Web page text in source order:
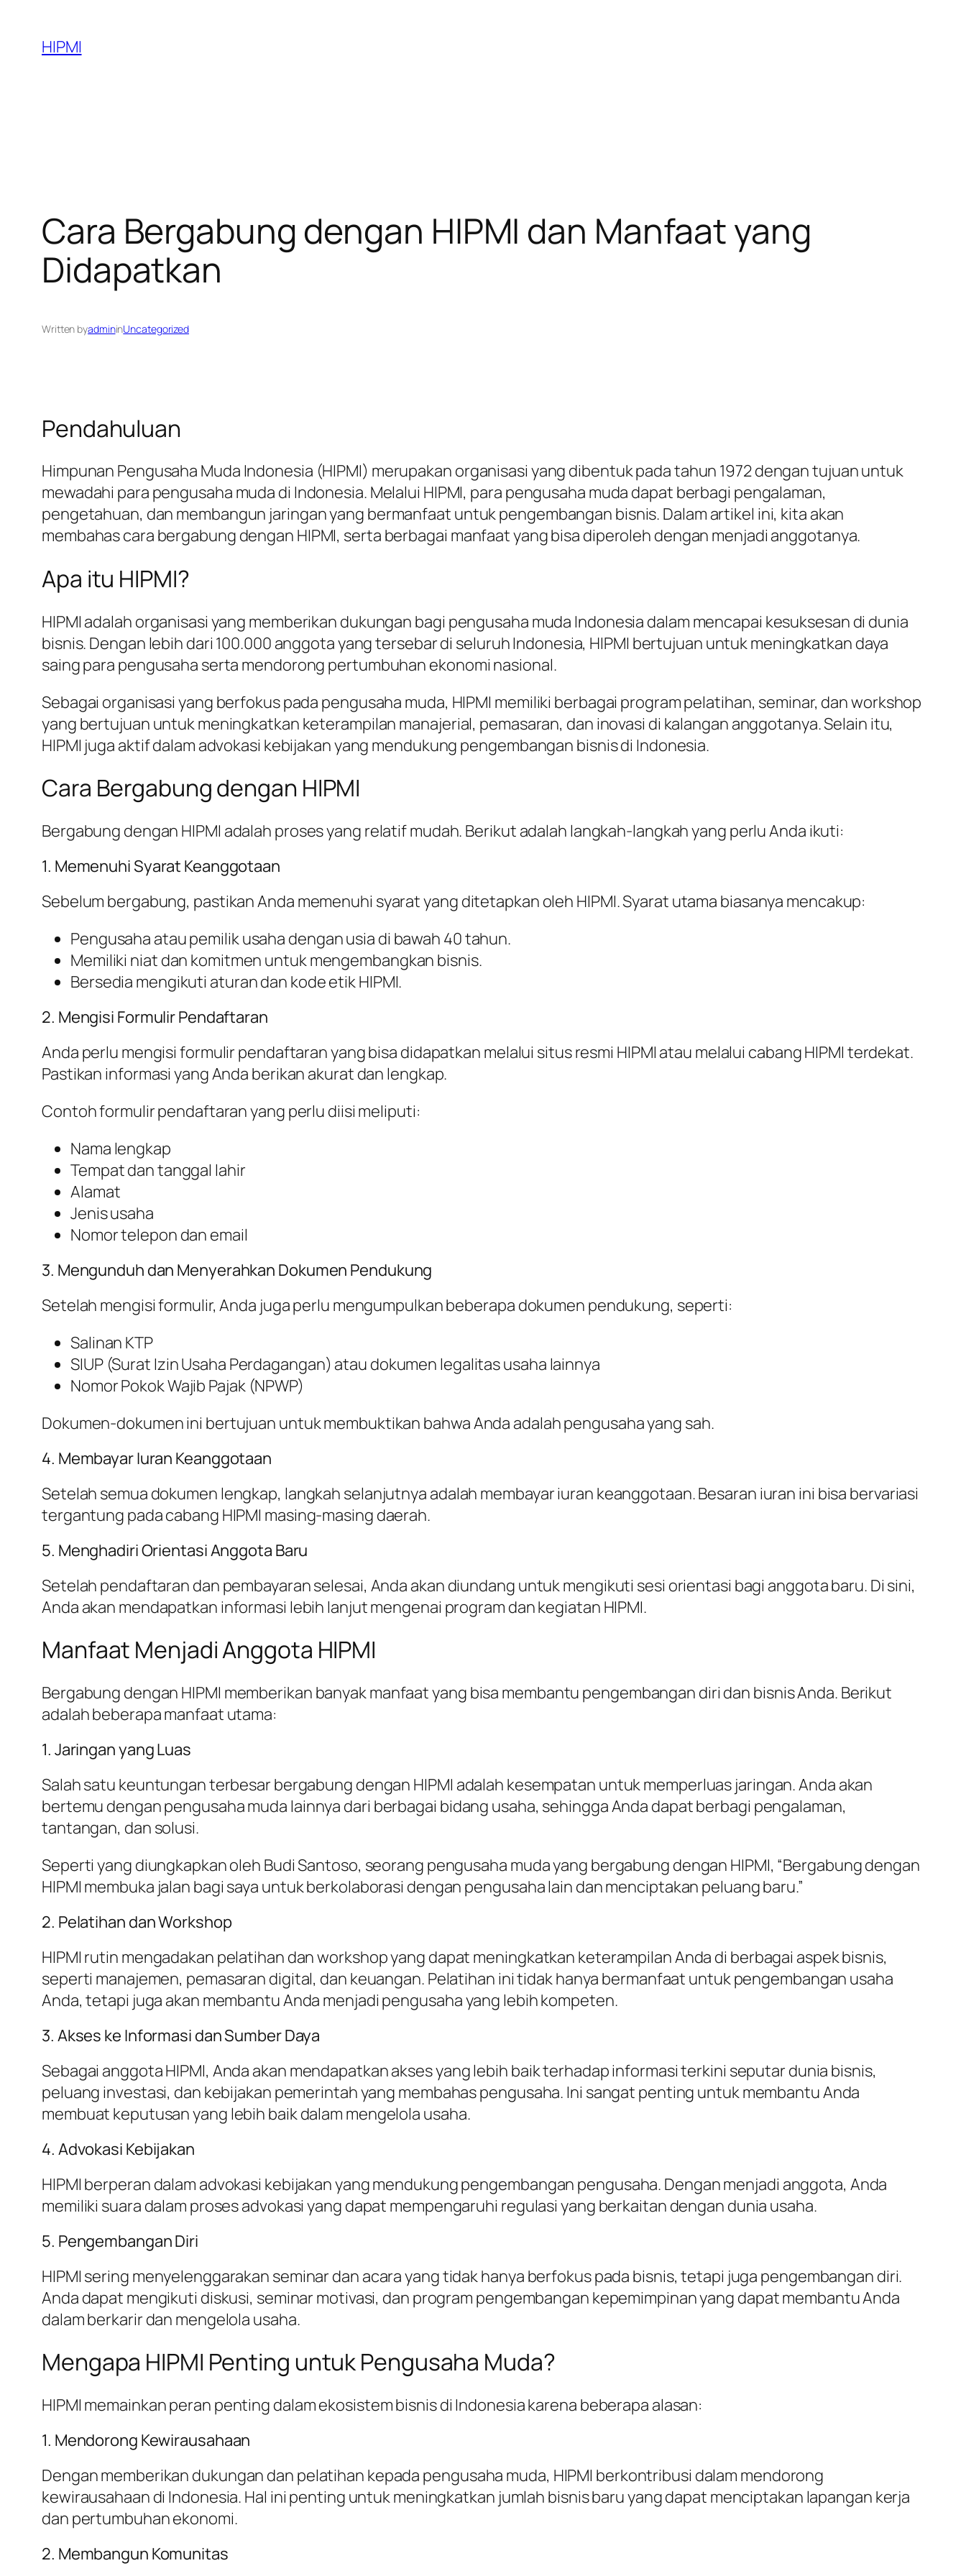
content
HIPMI
Cara Bergabung dengan HIPMI dan Manfaat yang
Didapatkan
Written byadmininUncategorized
Pendahuluan
Himpunan Pengusaha Muda Indonesia (HIPMI) merupakan organisasi yang dibentuk pada tahun 1972 dengan tujuan untuk
mewadahi para pengusaha muda di Indonesia. Melalui HIPMI, para pengusaha muda dapat berbagi pengalaman,
pengetahuan, dan membangun jaringan yang bermanfaat untuk pengembangan bisnis. Dalam artikel ini, kita akan
membahas cara bergabung dengan HIPMI, serta berbagai manfaat yang bisa diperoleh dengan menjadi anggotanya.
Apa itu HIPMI?
HIPMI adalah organisasi yang memberikan dukungan bagi pengusaha muda Indonesia dalam mencapai kesuksesan di dunia
bisnis. Dengan lebih dari 100.000 anggota yang tersebar di seluruh Indonesia, HIPMI bertujuan untuk meningkatkan daya
saing para pengusaha serta mendorong pertumbuhan ekonomi nasional.
Sebagai organisasi yang berfokus pada pengusaha muda, HIPMI memiliki berbagai program pelatihan, seminar, dan workshop
yang bertujuan untuk meningkatkan keterampilan manajerial, pemasaran, dan inovasi di kalangan anggotanya. Selain itu,
HIPMI juga aktif dalam advokasi kebijakan yang mendukung pengembangan bisnis di Indonesia.
Cara Bergabung dengan HIPMI
Bergabung dengan HIPMI adalah proses yang relatif mudah. Berikut adalah langkah-langkah yang perlu Anda ikuti:
1. Memenuhi Syarat Keanggotaan
Sebelum bergabung, pastikan Anda memenuhi syarat yang ditetapkan oleh HIPMI. Syarat utama biasanya mencakup:
Pengusaha atau pemilik usaha dengan usia di bawah 40 tahun.
Memiliki niat dan komitmen untuk mengembangkan bisnis.
Bersedia mengikuti aturan dan kode etik HIPMI.
2. Mengisi Formulir Pendaftaran
Anda perlu mengisi formulir pendaftaran yang bisa didapatkan melalui situs resmi HIPMI atau melalui cabang HIPMI terdekat.
Pastikan informasi yang Anda berikan akurat dan lengkap.
Contoh formulir pendaftaran yang perlu diisi meliputi:
Nama lengkap
Tempat dan tanggal lahir
Alamat
Jenis usaha
Nomor telepon dan email
3. Mengunduh dan Menyerahkan Dokumen Pendukung
Setelah mengisi formulir, Anda juga perlu mengumpulkan beberapa dokumen pendukung, seperti:
Salinan KTP
SIUP (Surat Izin Usaha Perdagangan) atau dokumen legalitas usaha lainnya
Nomor Pokok Wajib Pajak (NPWP)
Dokumen-dokumen ini bertujuan untuk membuktikan bahwa Anda adalah pengusaha yang sah.
4. Membayar Iuran Keanggotaan
Setelah semua dokumen lengkap, langkah selanjutnya adalah membayar iuran keanggotaan. Besaran iuran ini bisa bervariasi
tergantung pada cabang HIPMI masing-masing daerah.
5. Menghadiri Orientasi Anggota Baru
Setelah pendaftaran dan pembayaran selesai, Anda akan diundang untuk mengikuti sesi orientasi bagi anggota baru. Di sini,
Anda akan mendapatkan informasi lebih lanjut mengenai program dan kegiatan HIPMI.
Manfaat Menjadi Anggota HIPMI
Bergabung dengan HIPMI memberikan banyak manfaat yang bisa membantu pengembangan diri dan bisnis Anda. Berikut
adalah beberapa manfaat utama:
1. Jaringan yang Luas
Salah satu keuntungan terbesar bergabung dengan HIPMI adalah kesempatan untuk memperluas jaringan. Anda akan
bertemu dengan pengusaha muda lainnya dari berbagai bidang usaha, sehingga Anda dapat berbagi pengalaman,
tantangan, dan solusi.
Seperti yang diungkapkan oleh Budi Santoso, seorang pengusaha muda yang bergabung dengan HIPMI, “Bergabung dengan
HIPMI membuka jalan bagi saya untuk berkolaborasi dengan pengusaha lain dan menciptakan peluang baru.”
2. Pelatihan dan Workshop
HIPMI rutin mengadakan pelatihan dan workshop yang dapat meningkatkan keterampilan Anda di berbagai aspek bisnis,
seperti manajemen, pemasaran digital, dan keuangan. Pelatihan ini tidak hanya bermanfaat untuk pengembangan usaha
Anda, tetapi juga akan membantu Anda menjadi pengusaha yang lebih kompeten.
3. Akses ke Informasi dan Sumber Daya
Sebagai anggota HIPMI, Anda akan mendapatkan akses yang lebih baik terhadap informasi terkini seputar dunia bisnis,
peluang investasi, dan kebijakan pemerintah yang membahas pengusaha. Ini sangat penting untuk membantu Anda
membuat keputusan yang lebih baik dalam mengelola usaha.
4. Advokasi Kebijakan
HIPMI berperan dalam advokasi kebijakan yang mendukung pengembangan pengusaha. Dengan menjadi anggota, Anda
memiliki suara dalam proses advokasi yang dapat mempengaruhi regulasi yang berkaitan dengan dunia usaha.
5. Pengembangan Diri
HIPMI sering menyelenggarakan seminar dan acara yang tidak hanya berfokus pada bisnis, tetapi juga pengembangan diri.
Anda dapat mengikuti diskusi, seminar motivasi, dan program pengembangan kepemimpinan yang dapat membantu Anda
dalam berkarir dan mengelola usaha.
Mengapa HIPMI Penting untuk Pengusaha Muda?
HIPMI memainkan peran penting dalam ekosistem bisnis di Indonesia karena beberapa alasan:
1. Mendorong Kewirausahaan
Dengan memberikan dukungan dan pelatihan kepada pengusaha muda, HIPMI berkontribusi dalam mendorong
kewirausahaan di Indonesia. Hal ini penting untuk meningkatkan jumlah bisnis baru yang dapat menciptakan lapangan kerja
dan pertumbuhan ekonomi.
2. Membangun Komunitas